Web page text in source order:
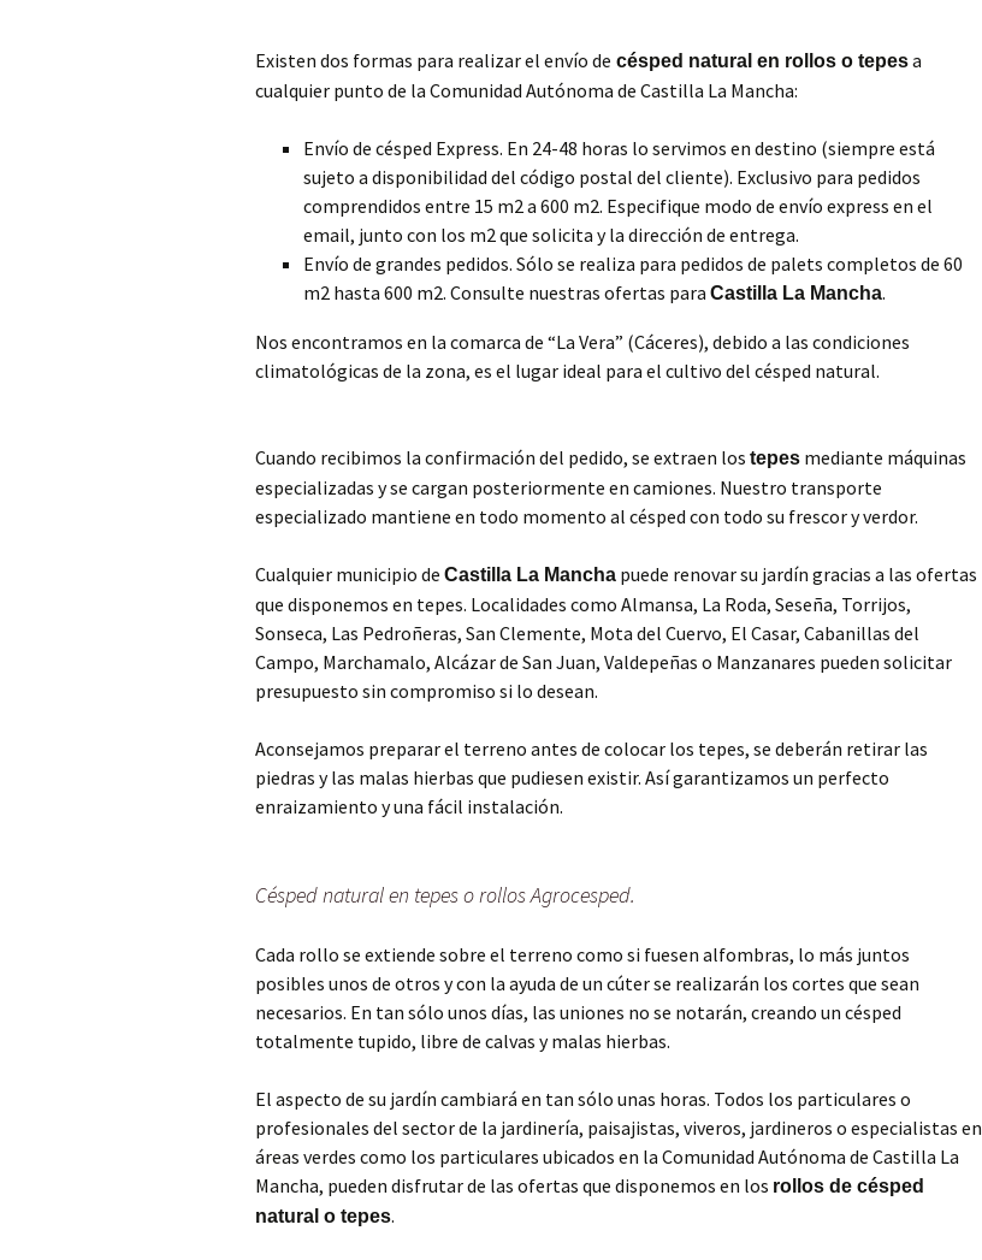
Existen dos formas para realizar el envío de césped natural en rollos o tepesa
cualquier punto de la Comunidad Autónoma de Castilla La Mancha:
Envío de césped Express. En 24-48 horas lo servimos en destino (siempre está
sujeto a disponibilidad del código postal del cliente). Exclusivo para pedidos
comprendidos entre 15 m2 a 600 m2. Especifique modo de envío express en el
email, junto con los m2 que solicita y la dirección de entrega.
Envío de grandes pedidos. Sólo se realiza para pedidos de palets completos de 60
m2 hasta 600 m2. Consulte nuestras ofertas para Castilla La Mancha.
Nos encontramos en la comarca de “La Vera” (Cáceres), debido a las condiciones
climatológicas de la zona, es el lugar ideal para el cultivo del césped natural.
Cuando recibimos la confirmación del pedido, se extraen los tepes mediante máquinas
especializadas y se cargan posteriormente en camiones. Nuestro transporte
especializado mantiene en todo momento al césped con todo su frescor y verdor.
Cualquier municipio de Castilla La Mancha puede renovar su jardín gracias a las ofertas
que disponemos en tepes. Localidades como Almansa, La Roda, Seseña, Torrijos,
Sonseca, Las Pedroñeras, San Clemente, Mota del Cuervo, El Casar, Cabanillas del
Campo, Marchamalo, Alcázar de San Juan, Valdepeñas o Manzanares pueden solicitar
presupuesto sin compromiso si lo desean.
Aconsejamos preparar el terreno antes de colocar los tepes, se deberán retirar las
piedras y las malas hierbas que pudiesen existir. Así garantizamos un perfecto
enraizamiento y una fácil instalación.
Césped natural en tepes o rollos Agrocesped.
Cada rollo se extiende sobre el terreno como si fuesen alfombras, lo más juntos
posibles unos de otros y con la ayuda de un cúter se realizarán los cortes que sean
necesarios. En tan sólo unos días, las uniones no se notarán, creando un césped
totalmente tupido, libre de calvas y malas hierbas.
El aspecto de su jardín cambiará en tan sólo unas horas. Todos los particulares o
profesionales del sector de la jardinería, paisajistas, viveros, jardineros o especialistas en
áreas verdes como los particulares ubicados en la Comunidad Autónoma de Castilla La
Mancha, pueden disfrutar de las ofertas que disponemos en los rollos de césped
natural o tepes.